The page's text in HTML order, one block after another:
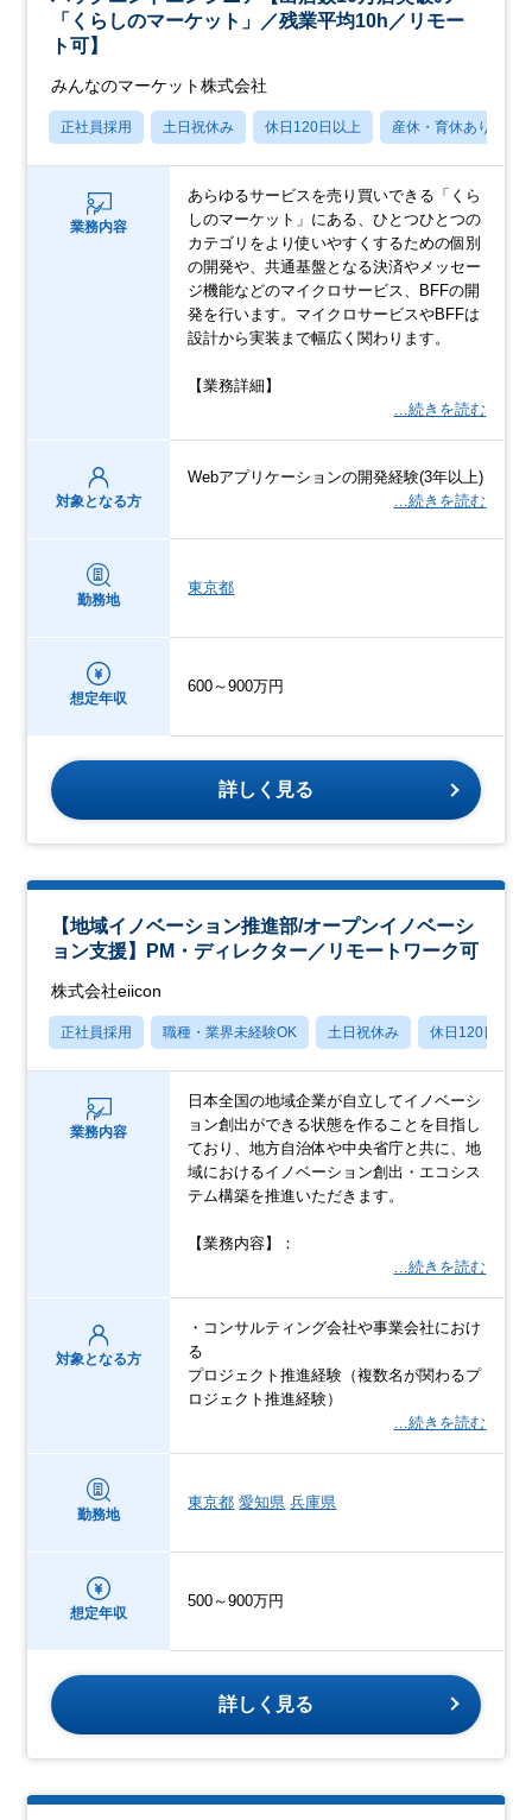
「くらしのマーケット」／残業平均10h／リモー
ト可】
みんなのマーケット株式会社
正社員採用 土日祝休み 休日120日以上 産休・育休あり
業務内容
あらゆるサービスを売り買いできる「くら
しのマーケット」にある、ひとつひとつの
カテゴリをより使いやすくするための個別
の開発や、共通基盤となる決済やメッセー
ジ機能などのマイクロサービス、BFFの開
発を行います。マイクロサービスやBFFは
設計から実装まで幅広く関わります。
【業務詳細】
…続きを読む
対象となる方
Webアプリケーションの開発経験(3年以上)
…続きを読む
勤務地
東京都
想定年収
600～900万円
詳しく見る
【地域イノベーション推進部/オープンイノベーシ
ョン支援】PM・ディレクター／リモートワーク可
株式会社eiicon
正社員採用 職種・業界未経験OK 土日祝休み 休日120日以上
業務内容
日本全国の地域企業が自立してイノベーシ
ョン創出ができる状態を作ることを目指し
ており、地方自治体や中央省庁と共に、地
域におけるイノベーション創出・エコシス
テム構築を推進いただきます。
【業務内容】：
…続きを読む
対象となる方
・コンサルティング会社や事業会社におけ
る
プロジェクト推進経験（複数名が関わるプ
ロジェクト推進経験）
…続きを読む
勤務地
東京都 愛知県 兵庫県
想定年収
500～900万円
詳しく見る